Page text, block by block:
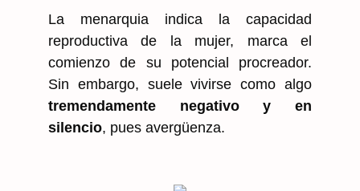
La menarquia indica la capacidad
reproductiva de la mujer, marca el
comienzo de su potencial procreador.
Sin embargo, suele vivirse como algo
tremendamente negativo y en
silencio, pues avergüenza.